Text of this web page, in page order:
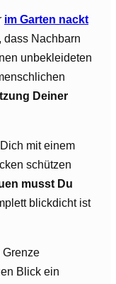
im Garten nackt
dass Nachbarn
unbekleideten
Deiner
mit einem
schützen
musst Du
blickdicht ist
Blick ein